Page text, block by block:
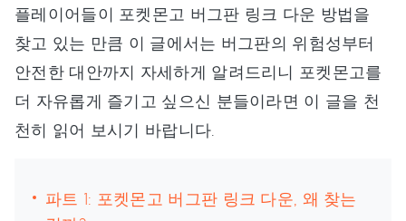
플레이어들이 포켓몬고 버그판 링크 다운 방법을
찾고 있는 만큼 이 글에서는 버그판의 위험성부터
안전한 대안까지 자세하게 알려드리니 포켓몬고를
더 자유롭게 즐기고 싶으신 분들이라면 이 글을 천
천히 읽어 보시기 바랍니다.
파트 1: 포켓몬고 버그판 링크 다운, 왜 찾는